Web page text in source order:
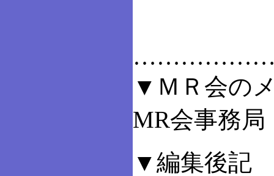
▼ＭＲ会の
MR会事務
▼編集後記